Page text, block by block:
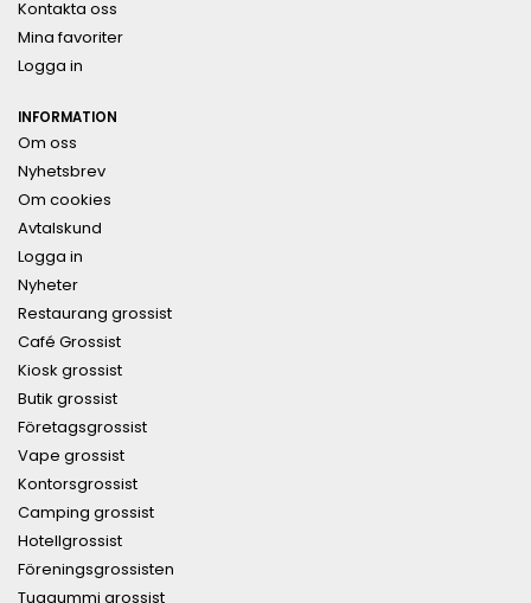
Kontakta oss
Mina favoriter
Logga in
INFORMATION
Om oss
Nyhetsbrev
Om cookies
Avtalskund
Logga in
Nyheter
Restaurang grossist
Café Grossist
Kiosk grossist
Butik grossist
Företagsgrossist
Vape grossist
Kontorsgrossist
Camping grossist
Hotellgrossist
Föreningsgrossisten
Tuggummi grossist